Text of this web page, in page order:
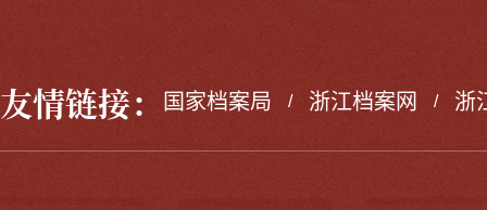
友情链接： 国家档案局 / 浙江档案网 / 浙